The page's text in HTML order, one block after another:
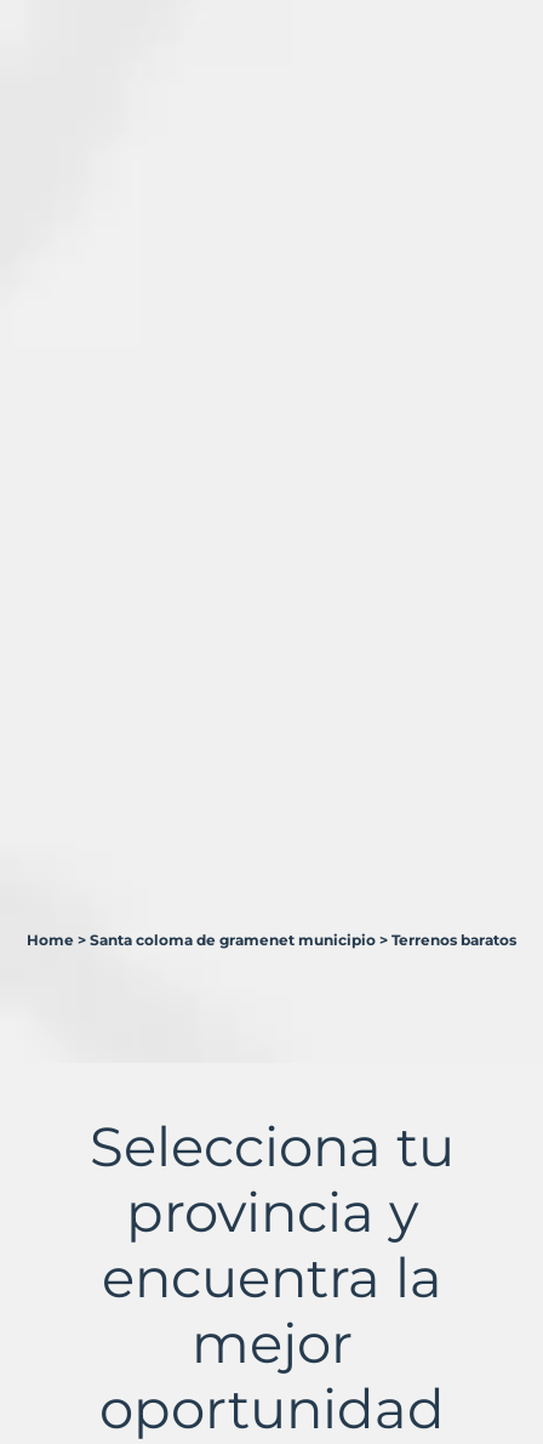
Gramenet
Municipio
Murbalands
Home > Santa coloma de gramenet municipio > Terrenos baratos
Selecciona tu
provincia y
encuentra la
mejor
oportunidad